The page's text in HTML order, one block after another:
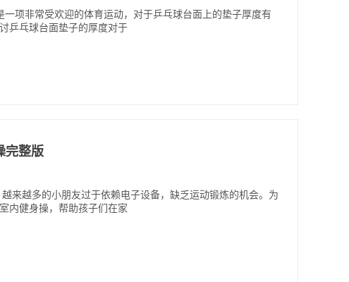
项非常受欢迎的体育运动，对于乒乓球台面上的垫子厚度有
乒乓球台面垫子的厚度对于
完整版
来越多的小朋友过于依赖电子设备，缺乏运动锻炼的机会。为
内健身操，帮助孩子们在家